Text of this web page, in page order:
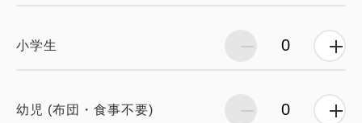
小学生
幼児 (布団・食事不要)